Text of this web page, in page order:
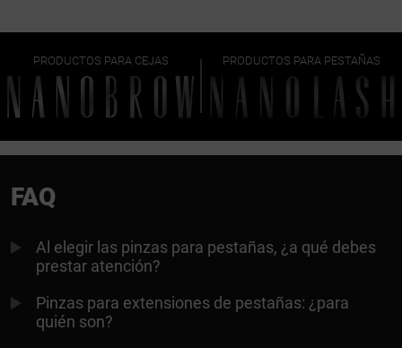
PRODUCTOS PARA CEJAS PRODUCTOS PARA PESTAÑAS
FAQ
Al elegir las pinzas para pestañas, ¿a qué debes
prestar atención?
Pinzas para extensiones de pestañas: ¿para
quién son?